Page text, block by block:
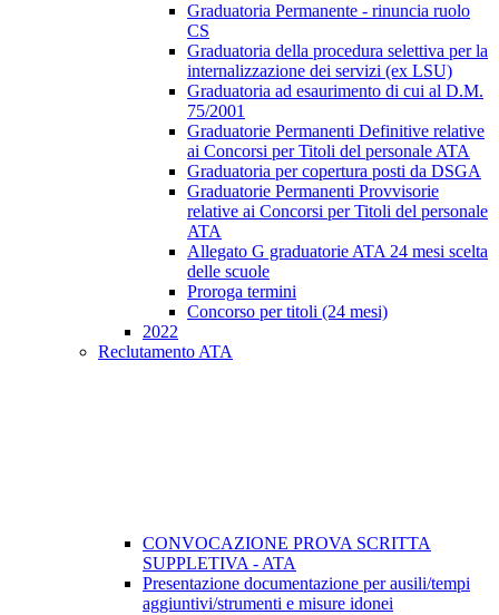
Graduatoria Permanente - rinuncia ruolo
CS
Graduatoria della procedura selettiva per la
internalizzazione dei servizi (ex LSU)
Graduatoria ad esaurimento di cui al D.M.
75/2001
Graduatorie Permanenti Definitive relative
ai Concorsi per Titoli del personale ATA
Graduatoria per copertura posti da DSGA
Graduatorie Permanenti Provvisorie
relative ai Concorsi per Titoli del personale
ATA
Allegato G graduatorie ATA 24 mesi scelta
delle scuole
Proroga termini
Concorso per titoli (24 mesi)
2022
Reclutamento ATA
CONVOCAZIONE PROVA SCRITTA
SUPPLETIVA - ATA
Presentazione documentazione per ausili/tempi
aggiuntivi/strumenti e misure idonei